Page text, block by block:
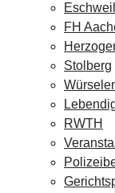
FH
Stolberg
RWTH